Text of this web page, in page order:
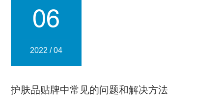
赛美化妆品 赛美医药
人事管理
06
2022 / 04
护肤品贴牌中常见的问题和解决方法